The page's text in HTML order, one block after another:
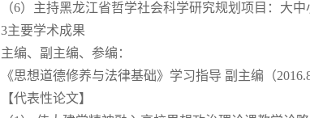
（6）主持黑龙江省哲学社会科学研究规划项目：大
3主要学术成果
主编、副主编、参编：
《思想道德修养与法律基础》学习指导 副主编（
【代表性论文】